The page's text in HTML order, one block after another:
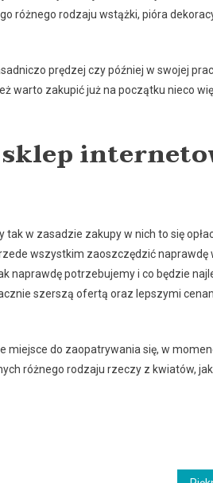
różnego rodzaju wstążki, pióra
prędzej czy później w swojej
warto zakupić już na początku nieco
w zasadzie zakupy w nich to się
wszystkim zaoszczędzić naprawdę
naprawdę potrzebujemy i co będzie
szerszą ofertą oraz lepszymi
miejsce do zaopatrywania się, w
różnego rodzaju rzeczy z kwiatów,